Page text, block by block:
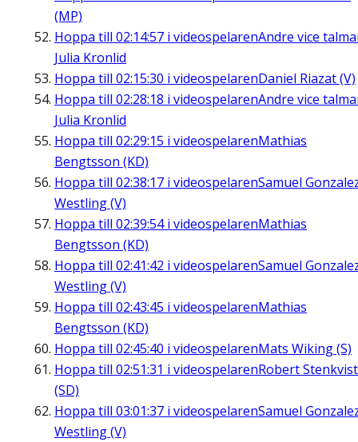
(MP)
Hoppa till 02:14:57 i videospelarenAndre vice
Julia Kronlid
Hoppa till 02:15:30 i videospelarenDaniel Riazat (V)
Hoppa till 02:28:18 i videospelarenAndre vice
Julia Kronlid
Hoppa till 02:29:15 i videospelarenMathias
Bengtsson (KD)
Hoppa till 02:38:17 i videospelarenSamuel
Westling (V)
Hoppa till 02:39:54i videospelarenMathias
Bengtsson (KD)
Hoppa till 02:41:42 i videospelarenSamuel
Westling (V)
Hoppa till 02:43:45 i videospelarenMathias
Bengtsson (KD)
Hoppa till 02:45:40 i videospelarenMats Wiking (S)
Hoppa till 02:51:31 i videospelarenRobert Stenkvist
(SD)
Hoppa till 03:01:37 i videospelarenSamuel
Westling (V)